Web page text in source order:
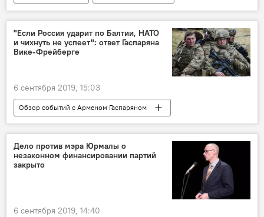
Латвия
Всемирная организация здравоохранения (ВОЗ)
алкоголь
алкоголизм
"Если Россия ударит по Балтии, НАТО
и чихнуть не успеет": ответ Гаспаряна
Вике-Фрейберге
6 сентября 2019, 15:03
Обзор событий с Арменом Гаспаряном
Новости политики Латвии
Латвия
Вайра Вике-Фрейберга
Россия
Армен Гаспарян
Дело против мэра Юрмалы о
незаконном финансировании партий
закрыто
6 сентября 2019, 14:40